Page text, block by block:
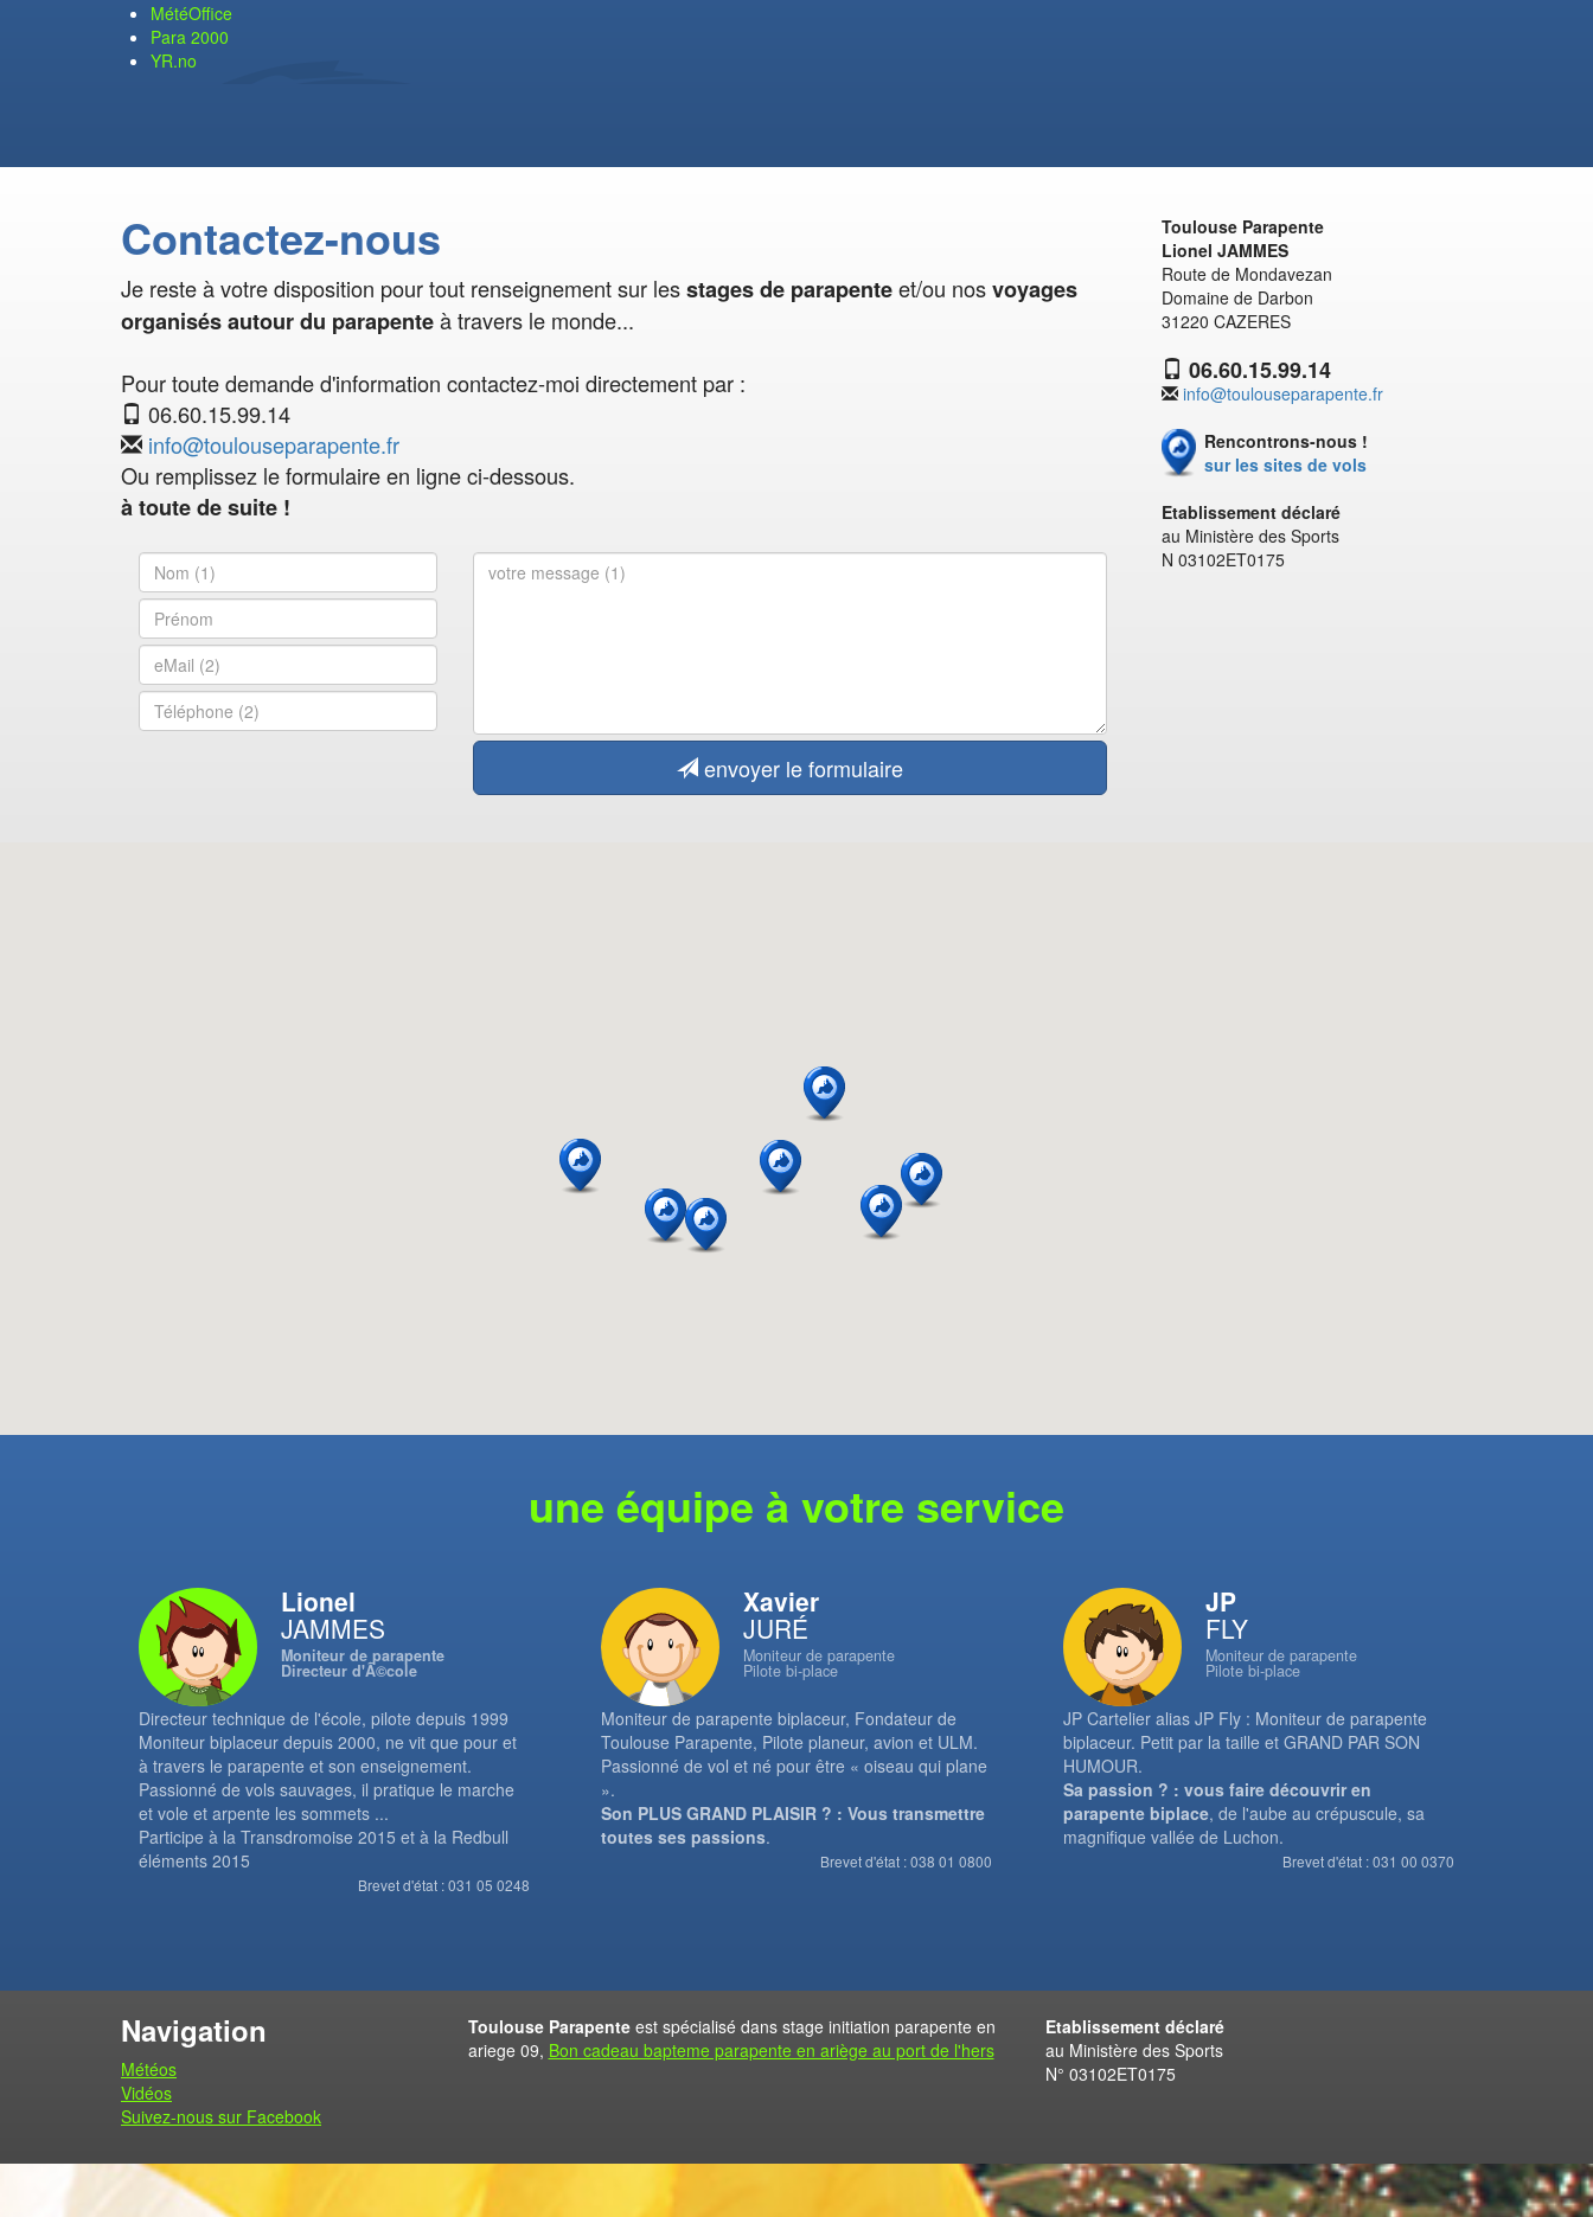
MétéOffice
Para 2000
YR.no
Contactez-nous
Je reste à votre disposition pour tout renseignement sur lesstages de parapenteet/ou nosvoyages
organisés autour du parapenteà travers le monde...
Pour toute demande d'information contactez-moi directement par :
06.60.15.99.14
info@toulouseparapente.fr
Ou remplissez le formulaire en ligne ci-dessous.
à toute de suite !
envoyer le formulaire
Toulouse Parapente
Lionel JAMMES
Route de Mondavezan
Domaine de Darbon
31220 CAZERES
06.60.15.99.14
info@toulouseparapente.fr
Rencontrons-nous !
sur les sites de vols
Etablissement déclaré
au Ministère des Sports
N 03102ET0175
une équipe à votre service
Lionel
JAMMES
Moniteur de parapente
Directeur d'Ã©cole
Directeur technique de l'école, pilote depuis 1999
Moniteur biplaceur depuis 2000, ne vit que pour et
à travers le parapente et son enseignement.
Passionné de vols sauvages, il pratique le marche
et vole et arpente les sommets ...
Participe à la Transdromoise 2015 et à la Redbull
éléments 2015
Brevet d'état : 031 05 0248
Xavier
JURÉ
Moniteur de parapente
Pilote bi-place
Moniteur de parapente biplaceur, Fondateur de
Toulouse Parapente, Pilote planeur, avion et ULM.
Passionné de vol et né pour être « oiseau qui plane
».
Son PLUS GRAND PLAISIR ? : Vous transmettre
toutes ses passions.
Brevet d'état : 038 01 0800
JP
FLY
Moniteur de parapente
Pilote bi-place
JP Cartelier alias JP Fly : Moniteur de parapente
biplaceur. Petit par la taille et GRAND PAR SON
HUMOUR.
Sa passion ? : vous faire découvrir en
parapente biplace, de l'aube au crépuscule, sa
magnifique vallée de Luchon.
Brevet d'état : 031 00 0370
Navigation
Météos
Vidéos
Suivez-nous sur Facebook
Toulouse Parapenteest spécialisé dans stage initiation parapente en
ariege 09, Bon cadeau bapteme parapente en ariège au port de l'hers
Etablissement déclaré
au Ministère des Sports
N° 03102ET0175